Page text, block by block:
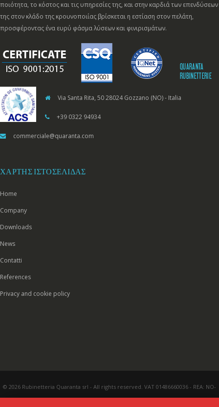
ποιότητα, το κόστος και τις υπηρεσίες της, και στην καρδιά των επενδύσεων
της στον κλάδο της κρουνοποιίας βρίσκεται η εστίαση στον πελάτη,
προσφέροντας ένα ευρύ φάσμα λύσεων και φινιρισμάτων.
QUARANTA
RUBINETTERIE
Via Santa Rita, 50 28024 Gozzano (NO) - Italia
+39 0322 94934
commerciale@quaranta.com
ΧΆΡΤΗΣ ΙΣΤΟΣΕΛΊΔΑΣ
Home
Company
Downloads
News
Contatti
References
Privacy and cookie policy
© 2026 Rubinetteria Quaranta srl - All rights reserved. VAT 01486660036 - REA: NO-